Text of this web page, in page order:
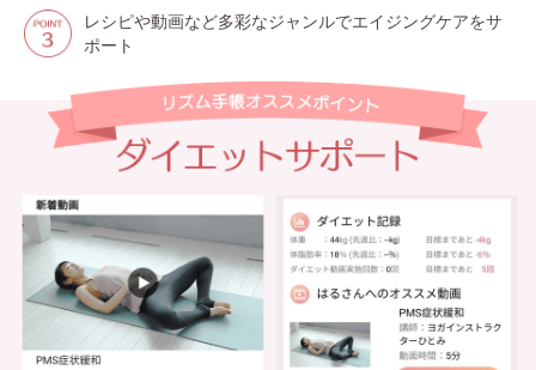
レシピや動画など多彩なジャンルでエイジングケアをサ
ポート